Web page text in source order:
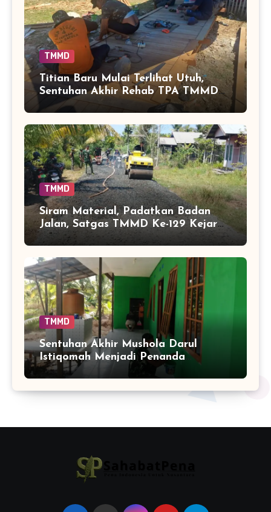
TMMD
Titian Baru Mulai Terlihat Utuh,
Sentuhan Akhir Rehab TPA TMMD
Perkuat Akses Warga di Tamban
Bangun
TMMD
Siram Material, Padatkan Badan
Jalan, Satgas TMMD Ke-129 Kejar
Kualitas Akses Desa Tamban
Bangun
TMMD
Sentuhan Akhir Mushola Darul
Istiqomah Menjadi Penanda
Hadirnya Ruang Ibadah yang Lebih